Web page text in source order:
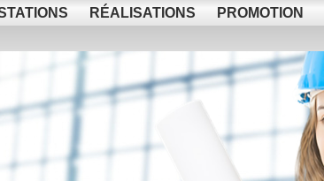
RÉALISATIONS PROMOTION